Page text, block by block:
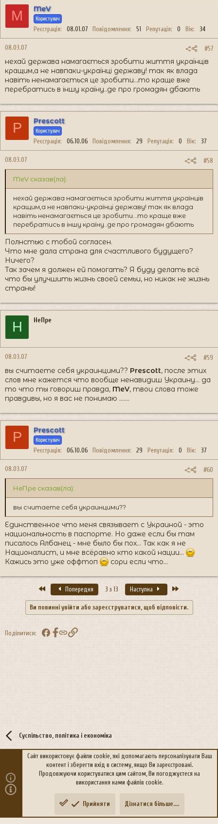
M MeV
Користувач
Реєстрація 08.01.07 Повідомлення 51 Репутація 0 Вік 34
08.03.07 #57
нехай держава намагається зробити життя українців
кращим,а не навпаки-українці державу! так як влада
навіть ненамагається це зробити...то краще вже
перебратись в іншу країну..де про громадян дбають
P Prescott
Користувач
Реєстрація 06.10.06 Повідомлення 29 Репутація 0 Вік 37
08.03.07 #58
MeV сказав(ла):
нехай держава намагається зробити життя українців
кращим,а не навпаки-українці державу! так як влада
навіть ненамагається це зробити...то краще вже
перебратись в іншу країну..де про громадян дбають
Полнстью с тобой согласен.
Что мне дала страна для счастливого будущего?
Ничего?
Так зачем я должен ей помогать? Я буду делать всё
что бы улучшить жизнь своей семьи, но никак не жизнь
страны!
Н НеПре
08.03.07 #59
вы считаете себя украинцими?? Prescott, после этих
слов мне кажется что вообще ненавидиш Украину... да
то что ты говориш правда, MeV, твои слова тоже
правдивы, но я вас не понимаю .......
P Prescott
Користувач
Реєстрація 06.10.06 Повідомлення 29 Репутація 0 Вік 37
08.03.07 #60
НеПре сказав(ла):
вы считаете себя украинцими??
Единственное что меня связывает с Украиной - это
национальность в паспорте. Но даже если бы там
писалось Албанец - мне было бы пох... Так как я не
Националист, и мне всёравно кто какой нации...
Кажись это уже оффтоп
сори если что...
ПершийПопередня 3 з 13 Наступна
Ви повинні увійти або зареєструватися, щоб відповісти.
Поділитися: FacebookПосилання
Суспільство, політика і економіка
Політика конфіденційності Дoпoмoга
Community platform by XenForo
xen-foro.com.ua Зверху
Сайт використовує файли cookie, які допомагають персоналізувати Ваш
контент і зберегти вхід в систему, якщо Ви зареєстровані.
Продовжуючи користуватися цим сайтом, Ви погоджуєтеся на
використання нами файлів cookie.
Прийняти Дізнатися більше....